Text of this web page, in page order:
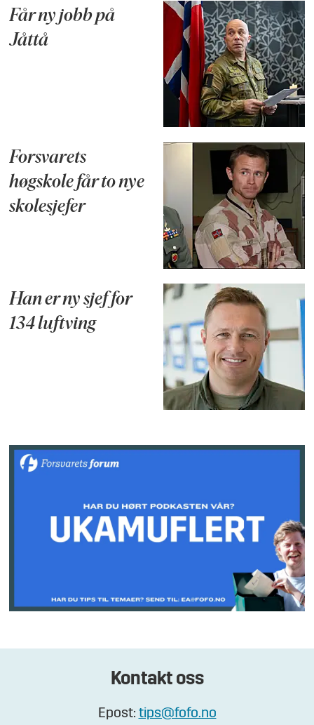
Får ny jobb på
Jåttå
Forsvarets
høgskole får to nye
skolesjefer
Han er ny sjef for
134 luftving
Kontakt oss
Epost: tips@fofo.no